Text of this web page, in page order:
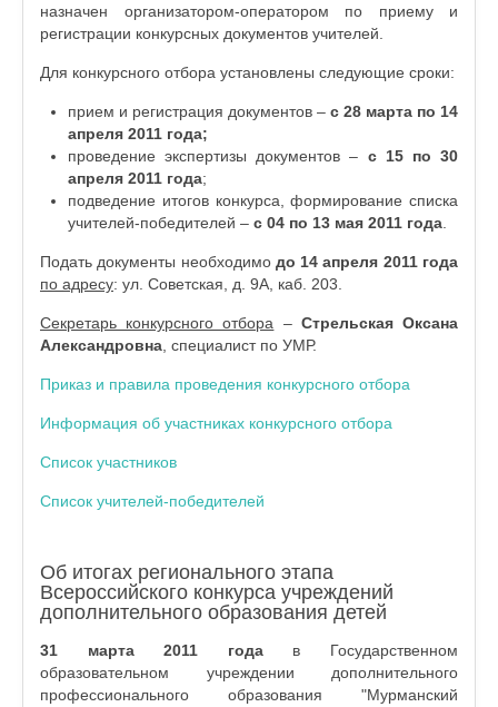
назначен организатором-оператором по приему и
регистрации конкурсных документов учителей.
Для конкурсного отбора установлены следующие сроки:
прием и регистрация документов – с 28 марта по 14
апреля 2011 года;
проведение экспертизы документов – с 15 по 30
апреля 2011 года;
подведение итогов конкурса, формирование списка
учителей-победителей – с 04 по 13 мая 2011 года
Подать документы необходимо до 14 апреля 2011 года
по адресу: ул. Советская, д. 9А, каб. 203.
Секретарь конкурсного отбора – Стрельская Оксана
Александровна , специалист по УМР.
Приказ и правила проведения конкурсного отбора
Информация об участниках конкурсного отбора
Список участников
Список учителей-победителей
Об итогах регионального этапа
Всероссийского конкурса учреждений
дополнительного образования детей
31 марта 2011 годав Государственном
образовательном учреждении дополнительного
профессионального образования "Мурманский